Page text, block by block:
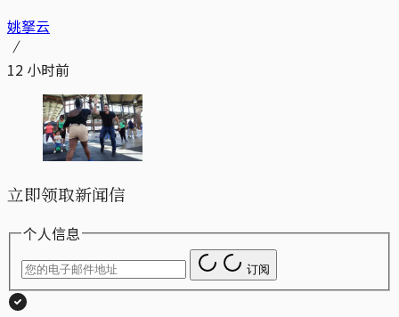
姚拏云
12 小时前
立即领取新闻信
个人信息
订阅